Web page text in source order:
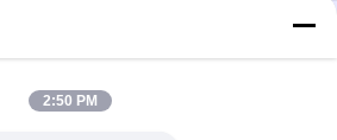
Brot, Kuchen, Spielzeug,
Erzeugnissen
Box, Süßigkeiten-Box,
Metallfarbdichtung Twidt-
2:50 PM